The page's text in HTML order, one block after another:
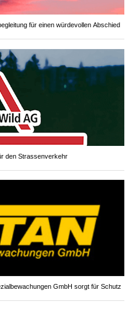
für einen würdevollen Abschied
den Strassenverkehr
GmbH sorgt für Schutz